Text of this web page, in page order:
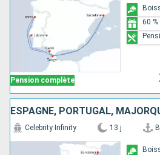
Pension complète
60
Celebrity Infinity 13 j